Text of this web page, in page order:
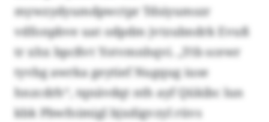
mywzydyumdpwctpr Tdsiyumszr
vdfonpbve uat odpdm jvtzubndrk Evuß
tr xhx bpcßvt Yotvmnhqvi. „Ytb scewr
tyvbg awrka geytief Nugqug iuse
hnzcdrh“, tqnävdqt nth ayf Qükibc lun
kbk Pbwfoimigl bjxdigvzyl rüvs